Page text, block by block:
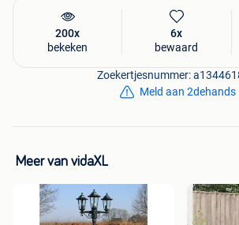
200x
bekeken
6x
bewaard
Zoekertjesnummer:
Meld aan 2dehands
Meer van vidaXL